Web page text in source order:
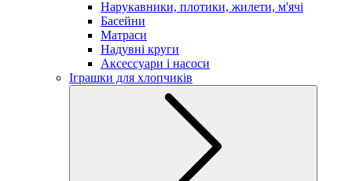
Нарукавники, плотики, жилети, м'ячі
Басейни
Матраси
Надувні круги
Аксессуари і насоси
Іграшки для хлопчиків